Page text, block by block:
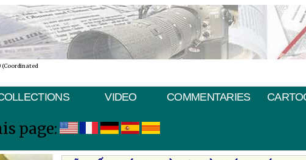
(Coordinated
VIDEO COMMENTARIES
page: